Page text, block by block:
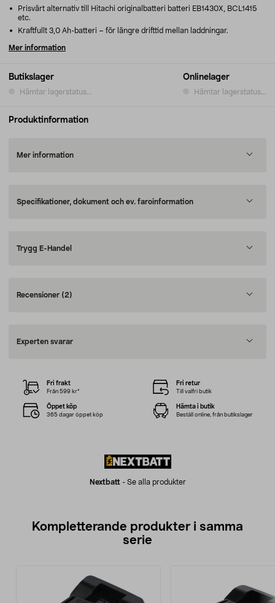
Butikslager
Hämtar lagerstatus...
Onlinelager
Hämtar lagerstatus...
Prisvärt alternativ till Hitachi originalbatteri batteri EB1430X, BCL1415
etc.
Kraftfullt 3,0 Ah-batteri – för längre drifttid mellan laddningar.
Mer information
Produktinformation
Mer information
Specifikationer, dokument och ev. faroinformation
Trygg E-Handel
Recensioner (2)
Experten svarar
Nextbatt- Se alla produkter
Fri frakt
Från 599 kr*
Fri retur
Till valfri butik
Öppet köp
365 dagar öppet köp
Hämta i butik
Beställ online, från butikslager
Kompletterande produkter i samma
serie